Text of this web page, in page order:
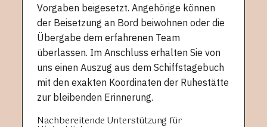
Vorgaben beigesetzt. Angehörige können
der Beisetzung an Bord beiwohnen oder die
Übergabe dem erfahrenen Team
überlassen. Im Anschluss erhalten Sie von
uns einen Auszug aus dem Schiffstagebuch
mit den exakten Koordinaten der Ruhestätte
zur bleibenden Erinnerung.
Nachbereitende Unterstützung für